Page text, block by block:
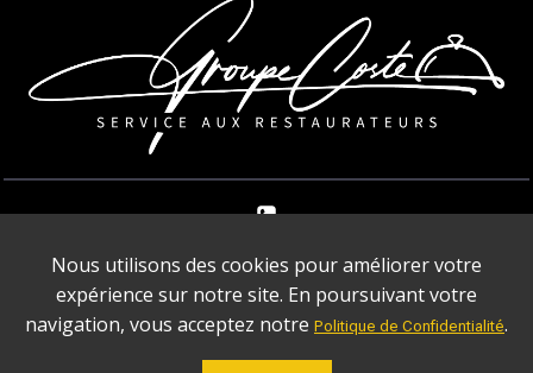
GROUPE COSTE | 1 RUE DE STOCKHOLM 75008 PARIS
Nous utilisons des cookies pour améliorer votre
expérience sur notre site. En poursuivant votre
navigation, vous acceptez notre Politique de Confidentialité.